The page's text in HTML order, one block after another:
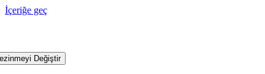
İçeriğe geç
Değiştir